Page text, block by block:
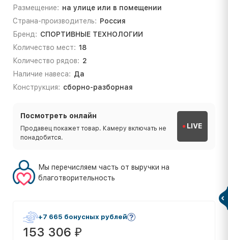
Размещение: на улице или в помещении
Страна-производитель: Россия
Бренд: СПОРТИВНЫЕ ТЕХНОЛОГИИ
Количество мест: 18
Количество рядов: 2
Наличие навеса: Да
Конструкция: сборно-разборная
Посмотреть онлайн
Продавец покажет товар. Камеру включать не
понадобится.
LIVE
Мы перечисляем часть от выручки на
благотворительность
+7 665 бонусных рублей
153 306 ₽